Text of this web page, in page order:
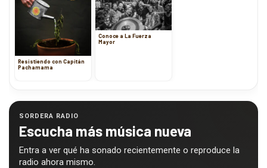
Resistiendo con Capitán
Pachamama
Conoce a La Fuerza
Mayor
SORDERA RADIO
Escucha más música nueva
Entra a ver qué ha sonado recientemente o reproduce la
radio ahora mismo.